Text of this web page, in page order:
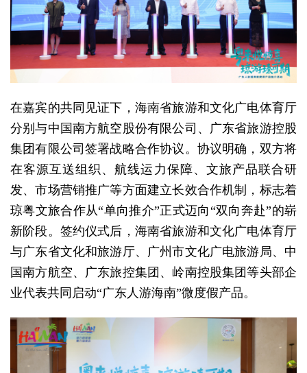
在嘉宾的共同见证下，海南省旅游和文化广电体育厅
分别与中国南方航空股份有限公司、广东省旅游控股
集团有限公司签署战略合作协议。协议明确，双方将
在客源互送组织、航线运力保障、文旅产品联合研
发、市场营销推广等方面建立长效合作机制，标志着
琼粤文旅合作从“单向推介”正式迈向“双向奔赴”的崭
新阶段。签约仪式后，海南省旅游和文化广电体育厅
与广东省文化和旅游厅、广州市文化广电旅游局、中
国南方航空、广东旅控集团、岭南控股集团等头部企
业代表共同启动“广东人游海南”微度假产品。